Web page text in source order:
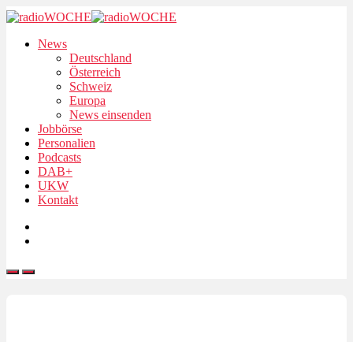
News
Deutschland
Österreich
Schweiz
Europa
News einsenden
Jobbörse
Personalien
Podcasts
DAB+
UKW
Kontakt